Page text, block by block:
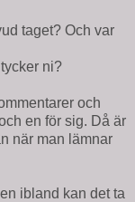
taget? Och var
ni?
och
en för sig. Då är
när man lämnar
ibland kan det ta